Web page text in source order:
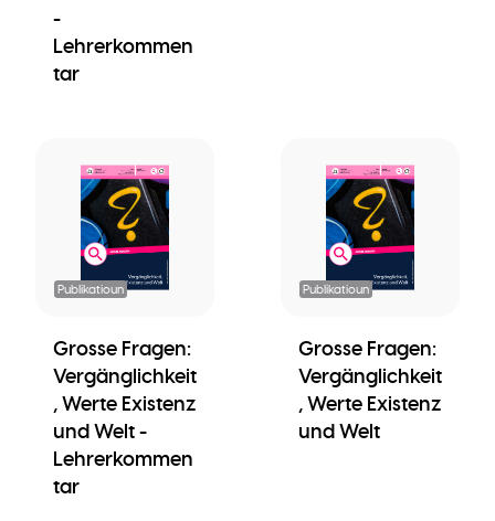
-
Lehrerkommen
tar
Publikatioun
Grosse Fragen:
Vergänglichkeit
, Werte Existenz
und Welt -
Lehrerkommen
tar
Publikatioun
Grosse Fragen:
Vergänglichkeit
, Werte Existenz
und Welt